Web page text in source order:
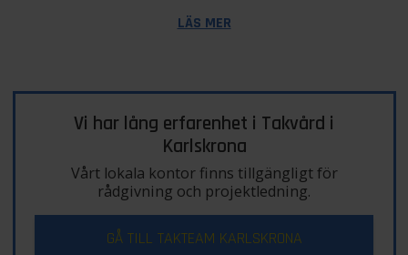
LÄS MER
Vi har lång erfarenhet i Takvård i
Karlskrona
Vårt lokala kontor finns tillgängligt för
rådgivning och projektledning.
GÅ TILL TAKTEAM KARLSKRONA